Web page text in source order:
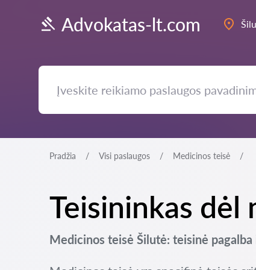
Advokatas-lt.com
Pradžia Visi paslaugos Medicinos teisė
Teisininkas dėl
Medicinos teisė Šilutė: teisinė